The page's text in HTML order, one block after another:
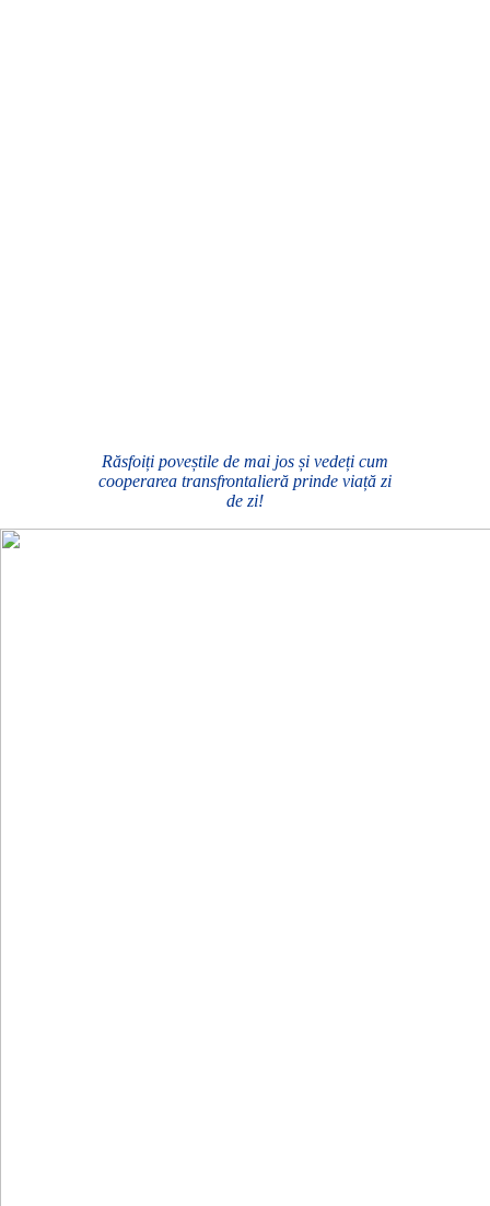
Răsfoiți poveștile de mai jos și vedeți cum
cooperarea transfrontalieră prinde viață zi
de zi!